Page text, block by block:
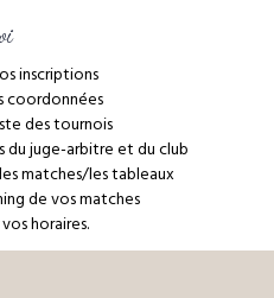
inscriptions
coordonnées
des tournois
du juge-arbitre et du club
matches/les tableaux
de vos matches
horaires.